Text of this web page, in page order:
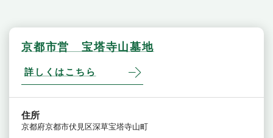
京都市営 宝塔寺山墓地
詳しくはこちら
住所
京都府京都市伏見区深草宝塔寺山町